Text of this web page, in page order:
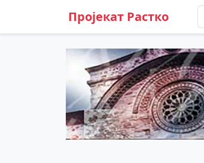
Пројекат Растко